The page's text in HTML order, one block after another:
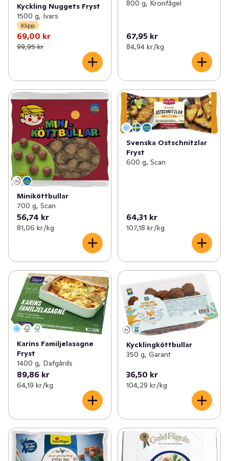
Kyckling Nuggets Fryst
1500 g, Ivars
Klipp
69,00 kr
99,95 kr
800 g, Kronfågel
67,95 kr
84,94 kr /kg
Miniköttbullar
700 g, Scan
56,74 kr
81,06 kr /kg
Svenska Ostschnitzlar
Fryst
600 g, Scan
64,31 kr
107,18 kr /kg
Karins Familjelasagne
Fryst
1400 g, Dafgårds
89,86 kr
64,19 kr /kg
Kycklingköttbullar
350 g, Garant
36,50 kr
104,29 kr /kg